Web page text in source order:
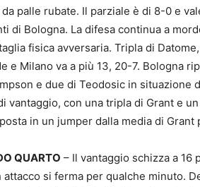
palle rubate. Il parziale è di 8-0 e
di Bologna. La difesa continua a
fisica avversaria. Tripla di
e Milano va a più 13, 20-7. Bologna
e due di Teodosic in situazione
vantaggio, con una tripla di Grant e
in un jumper dalla media di
QUARTO – Il vantaggio schizza a 16
attacco si ferma per qualche minuto.